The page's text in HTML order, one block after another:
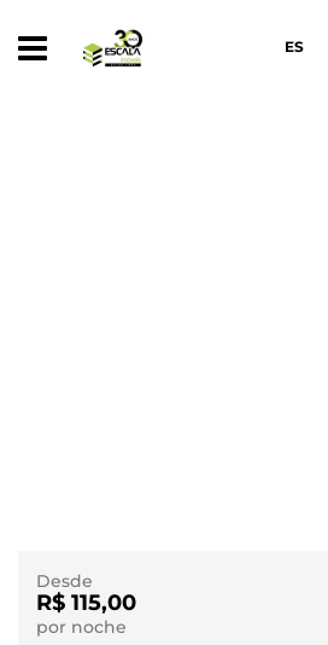
ES
Desde
R$ 115,00
por noche